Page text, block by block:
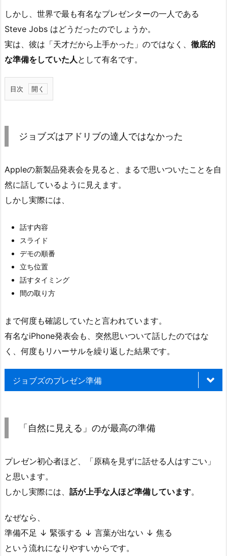
しかし、世界で最も有名なプレゼンターの一人である
Steve Jobs はどうだったのでしょうか。
実は、彼は「天才だから上手かった」のではなく、 徹底的
な準備をしていた人 として有名です。
目次
1.
ブ
は
ア
っ
た
2.
「自
然
る」
が
最
高
準
ジョブズはアドリブの達人ではなかった
Appleの新製品発表会を見ると、まるで思いついたことを自
然に話しているように見えます。
しかし実際には、
話す内容
スライド
デモの順番
立ち位置
話すタイミング
間の取り方
まで何度も確認していたと言われています。
有名なiPhone発表会も、突然思いついて話したのではな
く、何度もリハーサルを繰り返した結果です。
ジョブズのプレゼン準備
構想から準備期間：
最大2年間
費やした時間：
数百時間
「自然に見える」のが最高の準備
プレゼン初心者ほど、「原稿を見ずに話せる人はすごい」
と思います。
しかし実際には、 話が上手な人ほど準備しています。
なぜなら、
準備不足 ↓ 緊張する ↓ 言葉が出ない ↓ 焦る
という流れになりやすいからです。